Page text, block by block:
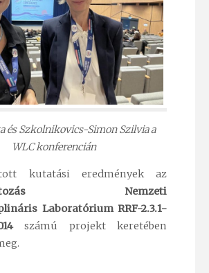
és Szkolnikovics-Simon Szilvia a
WLC konferencián
kutatási eredmények az
Nemzeti
Laboratórium RRF-2.3.1-
számú projekt keretében